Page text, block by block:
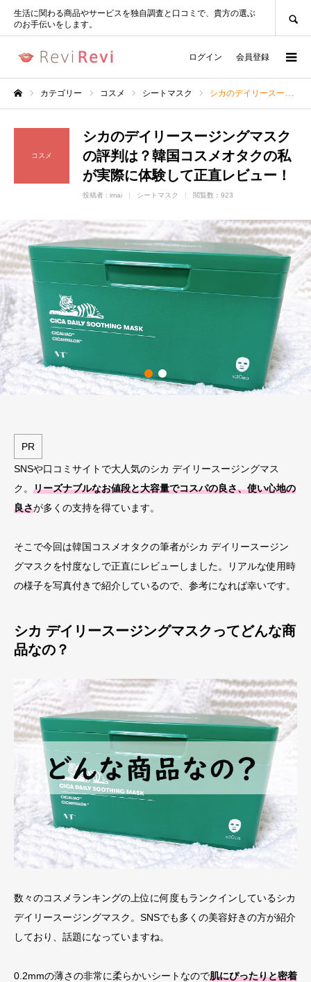
生活に関わる商品やサービスを独自調査と口コミで、貴方の選ぶ
のお手伝いをします。
ログイン 会員登録
カテゴリー コスメ シートマスク シカのデイリースージングマスクの評判は？韓国コスメオタクの私が実際に体験して正直レビュー！
コスメ
シカのデイリースージングマスク
の評判は？韓国コスメオタクの私
が実際に体験して正直レビュー！
投稿者 : imai シートマスク 閲覧数：923
PR
SNSや口コミサイトで大人気のシカ デイリースージングマス
ク。 リーズナブルなお値段と大容量でコスパの良さ、使い心地の
良さが多くの支持を得ています。
そこで今回は韓国コスメオタクの筆者がシカ デイリースージン
グマスクを忖度なしで正直にレビューしました。リアルな使用時
の様子を写真付きで紹介しているので、参考になれば幸いです。
シカ デイリースージングマスクってどんな商
品なの？
数々のコスメランキングの上位に何度もランクインしているシカ
デイリースージングマスク。SNSでも多くの美容好きの方が紹介
しており、話題になっていますね。
0.2mmの薄さの非常に柔らかいシートなので肌にぴったりと密着